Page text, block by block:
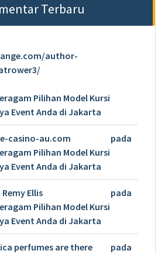
Terbaru
author-
Pilihan Model Kursi
Event Anda di Jakarta
casino-au.com
pada
Pilihan Model Kursi
Event Anda di Jakarta
Ellis
pada
Pilihan Model Kursi
Event Anda di Jakarta
perfumes are there
pada